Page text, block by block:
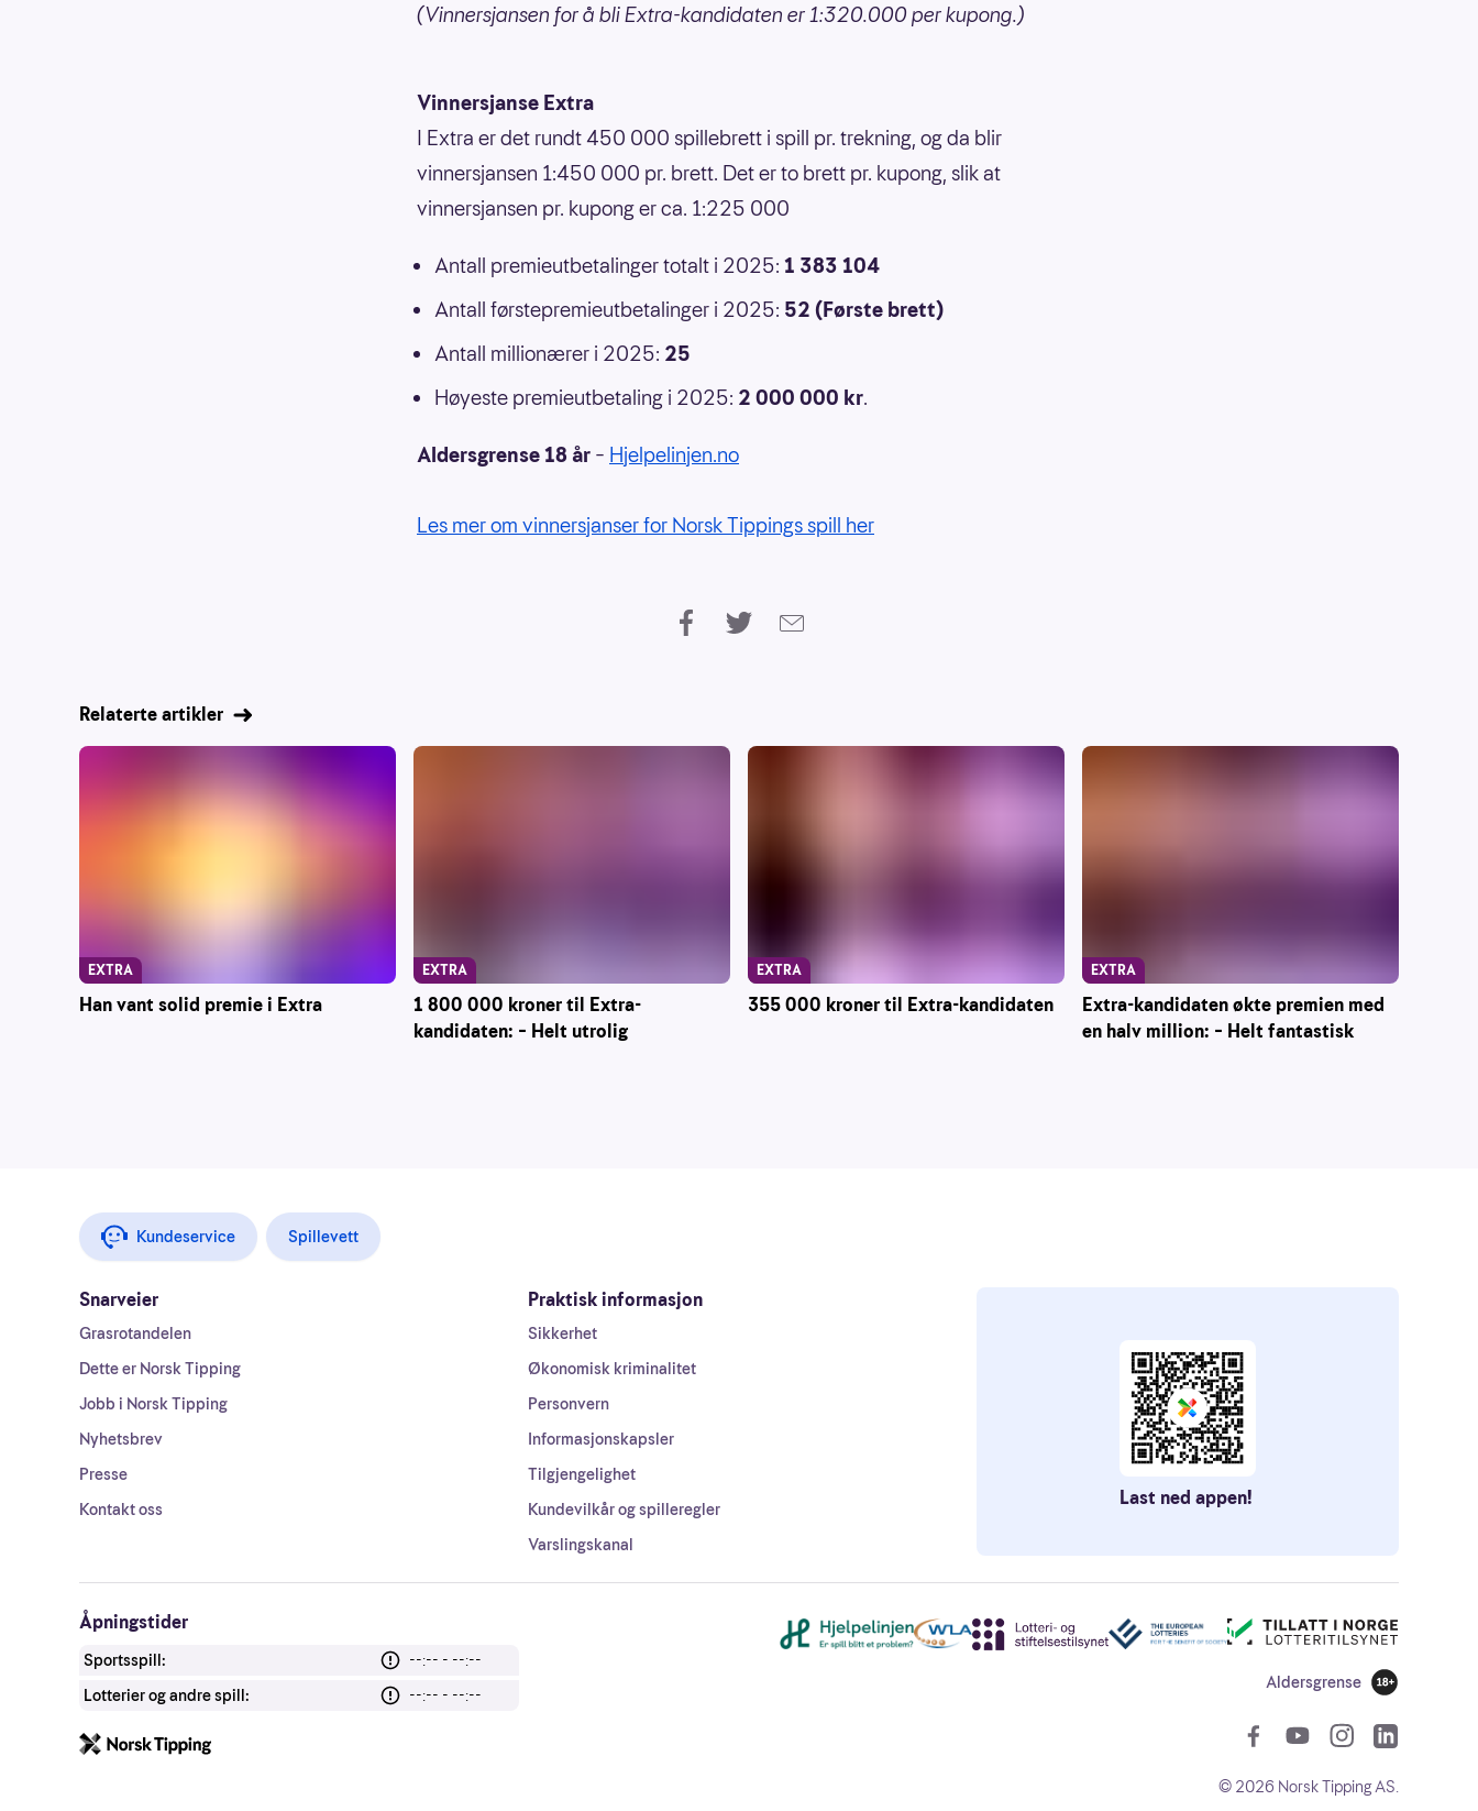
(Vinnersjansen for å bli Extra-kandidaten er 1:320.000 per kupong.)
Vinnersjanse Extra
I Extra er det rundt 450 000 spillebrett i spill pr. trekning, og da blir
vinnersjansen 1:450 000 pr. brett. Det er to brett pr. kupong, slik at
vinnersjansen pr. kupong er ca. 1:225 000
Antall premieutbetalinger totalt i 2025: 1 383 104
Antall førstepremieutbetalinger i 2025: 52 (Første brett)
Antall millionærer i 2025: 25
Høyeste premieutbetaling i 2025: 2 000 000 kr.
Aldersgrense 18 år – Hjelpelinjen.no
Les mer om vinnersjanser for Norsk Tippings spill her
Relaterte artikler
Han vant solid premie i Extra
EXTRA
1 800 000 kroner til Extra-
kandidaten: – Helt utrolig
EXTRA
355 000 kroner til Extra-kandidaten
EXTRA
Extra-kandidaten økte premien med
en halv million: – Helt fantastisk
EXTRA
Kundeservice Spillevett
Snarveier
Grasrotandelen
Dette er Norsk Tipping
Jobb i Norsk Tipping
Nyhetsbrev
Presse
Kontakt oss
Praktisk informasjon
Sikkerhet
Økonomisk kriminalitet
Personvern
Informasjonskapsler
Tilgjengelighet
Kundevilkår og spilleregler
Varslingskanal
Last ned appen!
Åpningstider
Sportsspill:
--:-- - --:--
Lotterier og andre spill:
--:-- - --:--
Aldersgrense
18 år
© 2026 Norsk Tipping AS.